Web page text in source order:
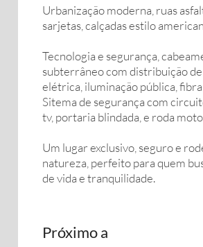
Urbanização moderna, ruas
sarjetas, calçadas estilo
Tecnologia e segurança,
subterrâneo com distribuição
elétrica, iluminação pública,
Sitema de segurança com
tv, portaria blindada, e roda
Um lugar exclusivo, seguro e
natureza, perfeito para quem
de vida e tranquilidade.
Próximo a